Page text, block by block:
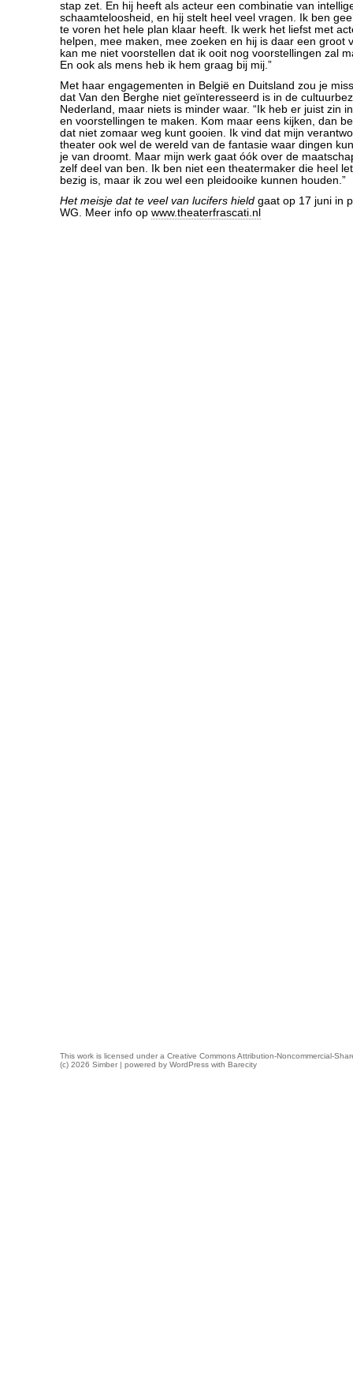
stap zet. En hij heeft als acteur een combinatie van
schaamteloosheid, en hij stelt heel veel vragen. Ik ben
te voren het hele plan klaar heeft. Ik werk het liefst met
helpen, mee maken, mee zoeken en hij is daar een groot
kan me niet voorstellen dat ik ooit nog voorstellingen zal
En ook als mens heb ik hem graag bij mij.”
Met haar engagementen in België en Duitsland zou je
dat Van den Berghe niet geïnteresseerd is in de
Nederland, maar niets is minder waar. “Ik heb er juist zin
en voorstellingen te maken. Kom maar eens kijken, dan
dat niet zomaar weg kunt gooien. Ik vind dat mijn
theater ook wel de wereld van de fantasie waar dingen
je van droomt. Maar mijn werk gaat óók over de
zelf deel van ben. Ik ben niet een theatermaker die heel
bezig is, maar ik zou wel een pleidooike kunnen houden.”
Het meisje dat te veel van lucifers hield gaat op 17 juni in
WG. Meer info op www.theaterfrascati.nl
This work is licensed under a Creative Commons Attribution-Noncommercial-
(c) 2026 Simber | powered by WordPress with Barecity